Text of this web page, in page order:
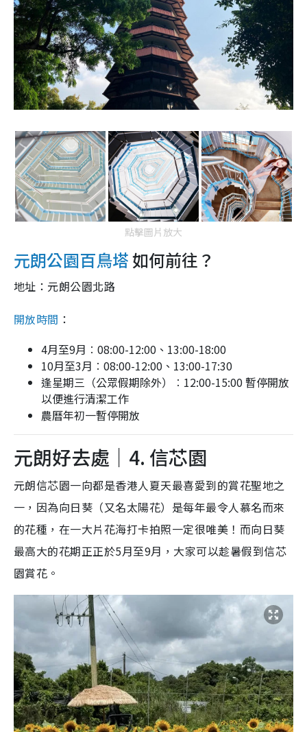
點擊圖片放大
元朗公園百鳥塔如何前往？
地址：元朗公園北路
開放時間 ：
4月至9月︰08:00-12:00、13:00-18:00
10月至3月︰08:00-12:00、13:00-17:30
逢星期三（公眾假期除外）︰12:00-15:00 暫停開放
以便進行清潔工作
農曆年初一暫停開放
元朗好去處｜4. 信芯園
元朗信芯園一向都是香港人夏天最喜愛到的賞花聖地之
一，因為向日葵（又名太陽花）是每年最令人慕名而來
的花種，在一大片花海打卡拍照一定很唯美！而向日葵
最高大的花期正正於5月至9月，大家可以趁暑假到信芯
園賞花。